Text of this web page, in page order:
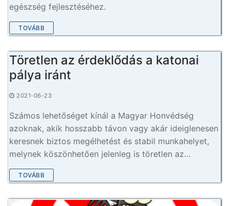
egészség fejlesztéséhez.
TOVÁBB
Töretlen az érdeklődás a katonai
pálya iránt
2021-06-23
Számos lehetőséget kínál a Magyar Honvédség
azoknak, akik hosszabb távon vagy akár ideiglenesen
keresnek biztos megélhetést és stabil munkahelyet,
melynek köszönhetően jelenleg is töretlen az…
TOVÁBB